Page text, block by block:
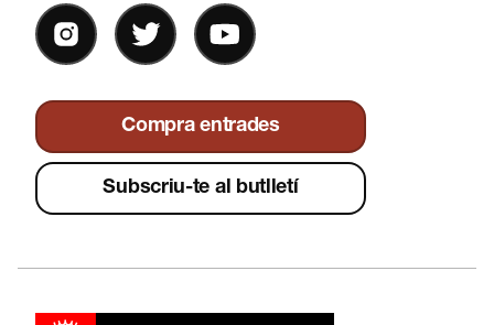
Compra entrades
Subscriu-te al butlletí